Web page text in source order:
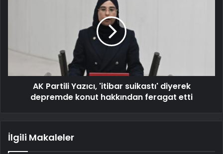
AK Partili Yazıcı, 'itibar suikastı' diyerek
depremde konut hakkından feragat etti
İlgili Makaleler